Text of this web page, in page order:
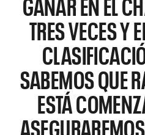
TRES VECES Y
SABEMOS QUE
ESTÁ